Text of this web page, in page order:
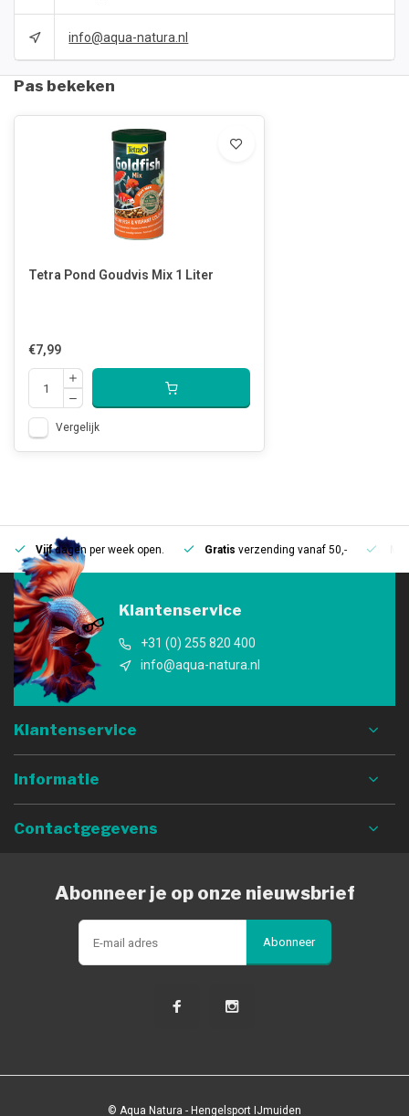
info@aqua-natura.nl
Pas bekeken
Tetra Pond Goudvis Mix 1 Liter
€7,99
Vergelijk
Vijfdagen per week open. Gratis verzending vanaf 50,-
Klantenservice
+31 (0) 255 820 400
info@aqua-natura.nl
Klantenservice
Informatie
Contactgegevens
Abonneer je op onze nieuwsbrief
Abonneer
© Aqua Natura - Hengelsport IJmuiden